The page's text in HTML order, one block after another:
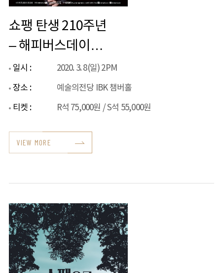
쇼팽 탄생 210주년
– 해피버스데이
쇼팽
일시 :
2020. 3. 8(일) 2PM
장소 :
예술의전당 IBK 챔버홀
티켓 :
R석 75,000원 / S석 55,000원
VIEW MORE